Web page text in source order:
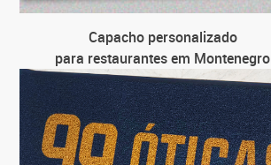
Capacho personalizado
para restaurantes em Montenegro